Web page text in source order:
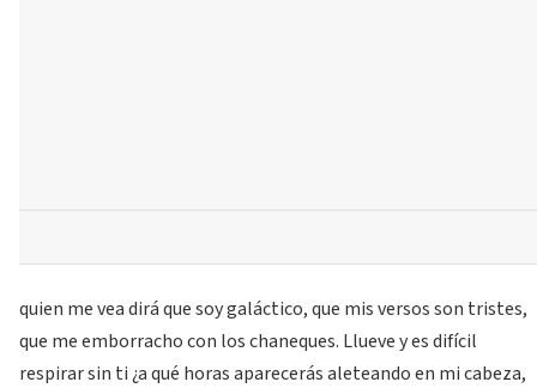
quien me vea dirá que soy galáctico, que mis versos son tristes,
que me emborracho con los chaneques. Llueve y es difícil
respirar sin ti ¿a qué horas aparecerás aleteando en mi cabeza,